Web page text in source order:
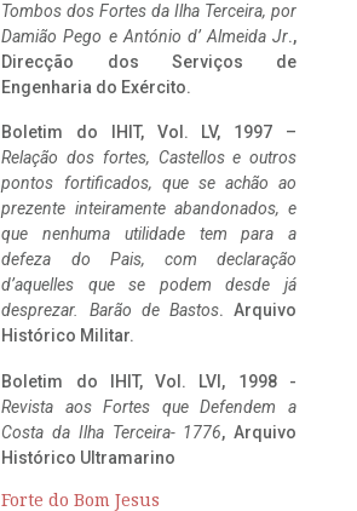
Tombos dos Fortes da Ilha Terceira, por
Damião Pego e António d’ Almeida Jr.,
Direcção dos Serviços de
Engenharia do Exército.
Boletim do IHIT, Vol. LV, 1997 –
Relação dos fortes, Castellos e outros
pontos fortificados, que se achão ao
prezente inteiramente abandonados, e
que nenhuma utilidade tem para a
defeza do Pais, com declaração
d’aquelles que se podem desde já
desprezar. Barão de Bastos. Arquivo
Histórico Militar.
Boletim do IHIT, Vol. LVI, 1998 -
Revista aos Fortes que Defendem a
Costa da Ilha Terceira- 1776, Arquivo
Histórico Ultramarino
Forte do Bom Jesus